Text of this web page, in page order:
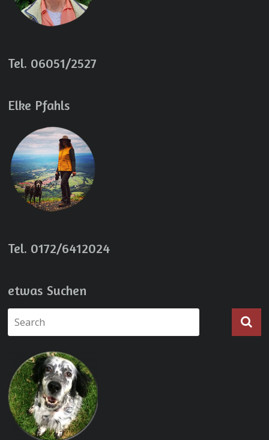
Tel. 06051/2527
Elke Pfahls
Tel. 0172/6412024
etwas Suchen